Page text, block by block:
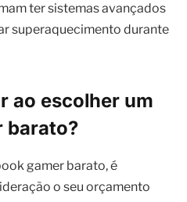
ter sistemas avançados
superaquecimento durante
ao escolher um
barato?
gamer barato, é
o seu orçamento